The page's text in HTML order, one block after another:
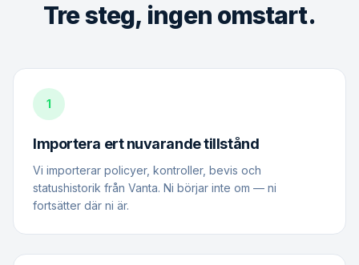
Tre steg, ingen omstart.
1
Importera ert nuvarande tillstånd
Vi importerar policyer, kontroller, bevis och
statushistorik från Vanta. Ni börjar inte om — ni
fortsätter där ni är.